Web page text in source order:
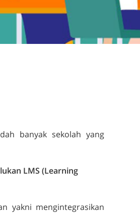
banyak sekolah yang
LMS (Learning
yakni mengintegrasikan